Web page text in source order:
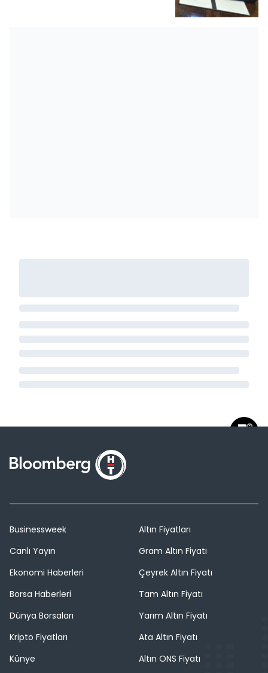
Businessweek
Canlı Yayın
Ekonomi Haberleri
Borsa Haberleri
Dünya Borsaları
Kripto Fiyatları
Künye
Altın Fiyatları
Gram Altın Fiyatı
Çeyrek Altın Fiyatı
Tam Altın Fiyatı
Yarım Altın Fiyatı
Ata Altın Fiyatı
Altın ONS Fiyatı